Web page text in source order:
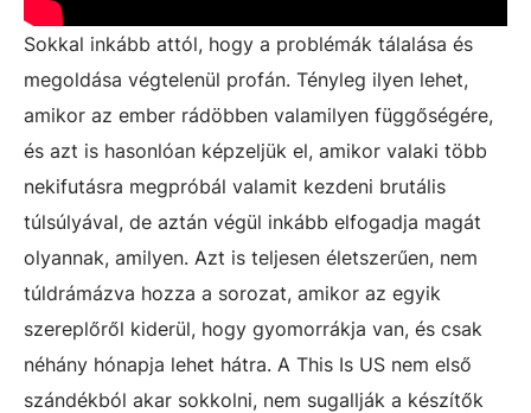
Sokkal inkább attól, hogy a problémák tálalása és
megoldása végtelenül profán. Tényleg ilyen lehet,
amikor az ember rádöbben valamilyen függőségére,
és azt is hasonlóan képzeljük el, amikor valaki több
nekifutásra megpróbál valamit kezdeni brutális
túlsúlyával, de aztán végül inkább elfogadja magát
olyannak, amilyen. Azt is teljesen életszerűen, nem
túldrámázva hozza a sorozat, amikor az egyik
szereplőről kiderül, hogy gyomorrákja van, és csak
néhány hónapja lehet hátra. A This Is US nem első
szándékból akar sokkolni, nem sugallják a készítők